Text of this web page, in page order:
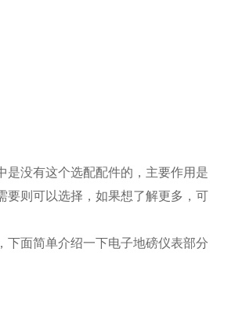
是没有这个选配配件的，主要作用是
要则可以选择，如果想了解更多，可
下面简单介绍一下电子地磅仪表部分